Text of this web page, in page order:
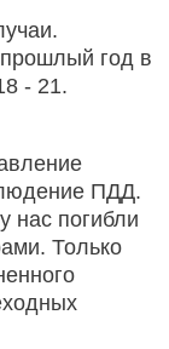
год в
- 21.
ПДД.
нас погибли
Только